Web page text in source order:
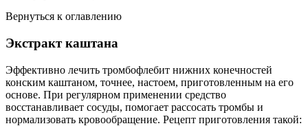
Вернуться к оглавлению
Экстракт каштана
Эффективно лечить тромбофлебит нижних конечностей
конским каштаном, точнее, настоем, приготовленным на его
основе. При регулярном применении средство
восстанавливает сосуды, помогает рассосать тромбы и
нормализовать кровообращение. Рецепт приготовления такой: